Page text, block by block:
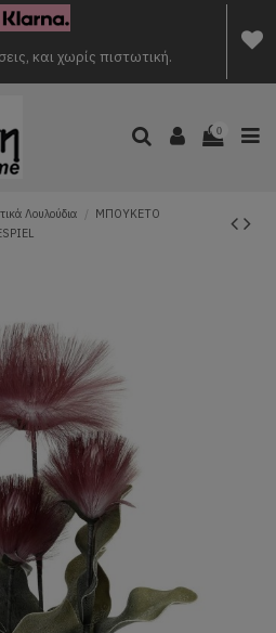
και χωρίς πιστωτική.
0
Λουλούδια
ΜΠΟΥΚΕΤΟ